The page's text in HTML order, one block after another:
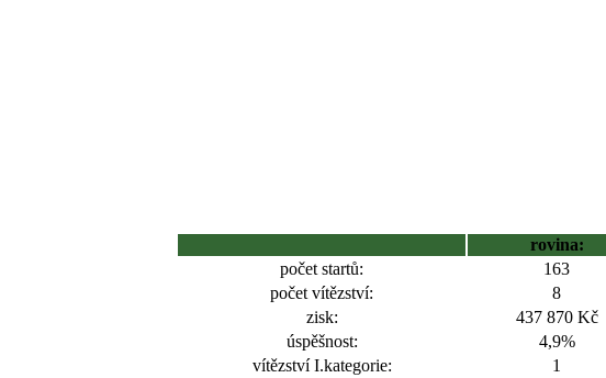
rovina:
počet startů:
163
počet vítězství:
8
zisk:
437 870 Kč
úspěšnost:
4,9%
vítězství I.kategorie:
1